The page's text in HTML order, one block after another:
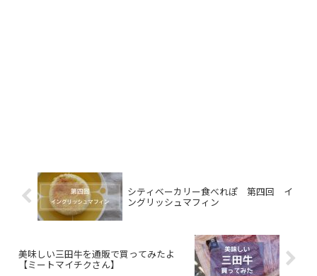
シティベーカリー食べれぽ 第四回 イ
ングリッシュマフィン
美味しい三田牛を通販で買ってみたよ
【ミートマイチクさん】